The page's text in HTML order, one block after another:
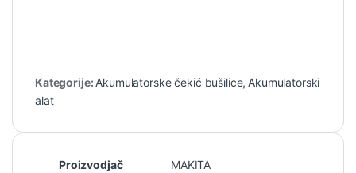
Kategorije: Akumulatorske čekić bušilice, Akumulatorski
alat
Proizvodjač MAKITA